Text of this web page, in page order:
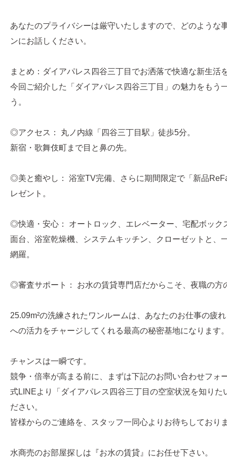
あなたのプライバシーは厳守いたしますので、どのような
ンにお話しください。
まとめ：ダイアパレス四谷三丁目でお洒落で快適な新生活
今回ご紹介した「ダイアパレス四谷三丁目」の魅力をもう
う。
◎アクセス： 丸ノ内線「四谷三丁目駅」徒歩5分。
新宿・歌舞伎町まで目と鼻の先。
◎美と癒やし： 浴室TV完備、さらに期間限定で「新品
レゼント。
◎快適・安心： オートロック、エレベーター、宅配ボック
面台、浴室乾燥機、システムキッチン、クローゼットと、
網羅。
◎審査サポート： お水の賃貸専門店だからこそ、夜職の方
25.09m²の洗練されたワンルームは、あなたのお仕事の疲
への活力をチャージしてくれる最高の秘密基地になります
チャンスは一瞬です。
競争・倍率が高まる前に、まずは下記のお問い合わせフォ
式LINEより「ダイアパレス四谷三丁目の空室状況を知りた
ださい。
皆様からのご連絡を、スタッフ一同心よりお待ちしており
水商売のお部屋探しは『お水の賃貸』にお任せ下さい。